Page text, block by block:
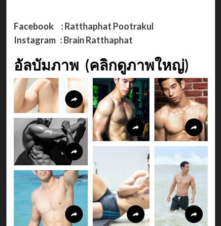
Facebook :Ratthaphat Pootrakul
Instagram :Brain Ratthaphat
อัลบัมภาพ (คลิกดูภาพใหญ่)